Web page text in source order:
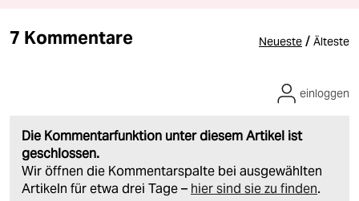
7 Kommentare Neueste / Älteste
Die Kommentarfunktion unter diesem Artikel ist
geschlossen.
Wir öffnen die Kommentarspalte bei ausgewählten
Artikeln für etwa drei Tage – hier sind sie zu finden.
einloggen